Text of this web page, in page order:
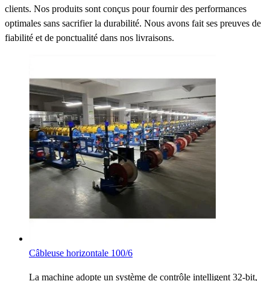
clients. Nos produits sont conçus pour fournir des performances
optimales sans sacrifier la durabilité. Nous avons fait ses preuves de
fiabilité et de ponctualité dans nos livraisons.
Câbleuse horizontale 100/6
La machine adopte un système de contrôle intelligent 32-bit,